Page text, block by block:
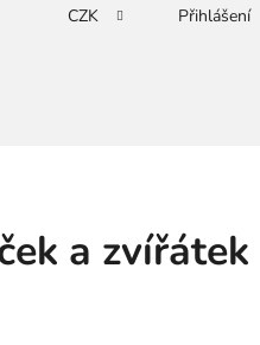
CZK Přihlášení
a zvířátek